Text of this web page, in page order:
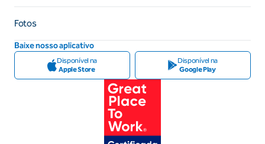
Fotos
Baixe nosso aplicativo
Disponível na
Apple Store
Disponível na
Google Play